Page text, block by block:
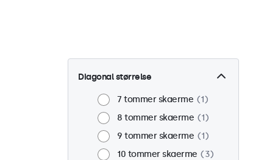
Diagonal størrelse
7 tommer skaerme
1
8 tommer skaerme
1
9 tommer skaerme
1
10 tommer skaerme
3